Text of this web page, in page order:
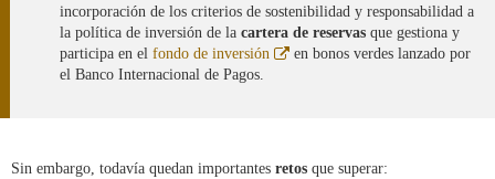
incorporación de los criterios de sostenibilidad y responsabilidad a
la política de inversión de la cartera de reservas que gestiona y
participa en el fondo de inversión
Abre
en bonos verdes lanzado por
el Banco Internacional de Pagos.
Sin embargo, todavía quedan importantes retos que superar: